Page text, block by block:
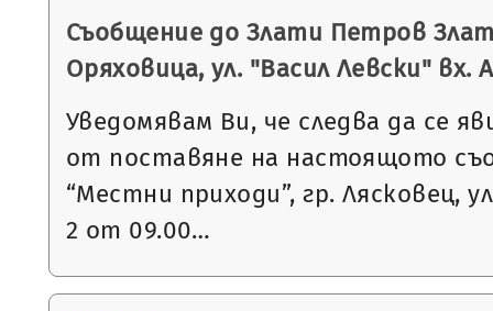
Съобщение до Злати Петров
Оряховица, ул. "Васил Левски" вх.
Уведомявам Ви, че следва да се
от поставяне на настоящото
“Местни приходи”, гр. Лясковец,
2 от 09.00…